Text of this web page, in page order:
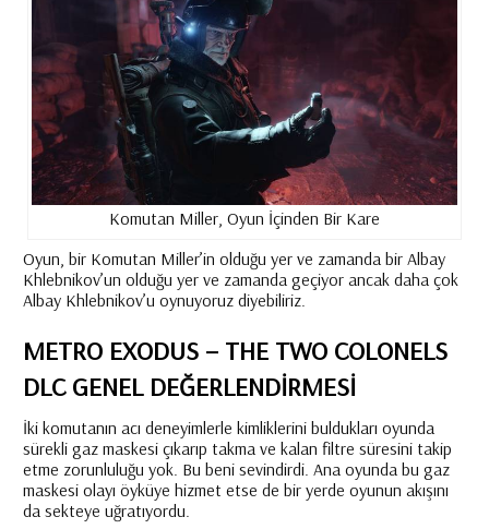
Komutan Miller, Oyun İçinden Bir Kare
Oyun, bir Komutan Miller’in olduğu yer ve zamanda bir Albay
Khlebnikov’un olduğu yer ve zamanda geçiyor ancak daha çok
Albay Khlebnikov’u oynuyoruz diyebiliriz.
METRO EXODUS – THE TWO COLONELS
DLC GENEL DEĞERLENDIRMESI
İki komutanın acı deneyimlerle kimliklerini buldukları oyunda
sürekli gaz maskesi çıkarıp takma ve kalan filtre süresini takip
etme zorunluluğu yok. Bu beni sevindirdi. Ana oyunda bu gaz
maskesi olayı öyküye hizmet etse de bir yerde oyunun akışını
da sekteye uğratıyordu.